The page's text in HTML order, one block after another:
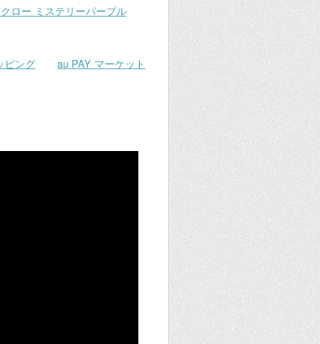
ロー ミステリーパープル
ピング au PAY マーケット